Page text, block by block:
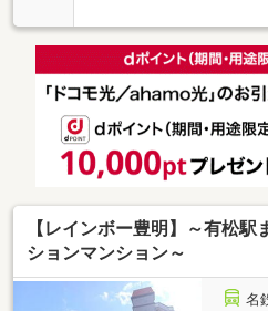
いただけます♪■エレベ
当たり良好！■近辺月極
しているので寝室やペッ
す♪■名鉄名古屋本線「前
1000m)■アミカ豊明店：
ストップ 豊明新栄町6丁
些細なことでも、お気軽
【レインボー豊明】～有松
ションマンション～
名